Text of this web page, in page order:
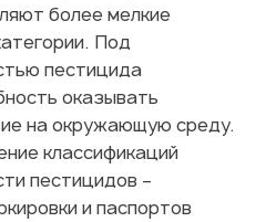
более мелкие
Под
пестицида
оказывать
на окружающую среду.
классификаций
пестицидов –
и паспортов